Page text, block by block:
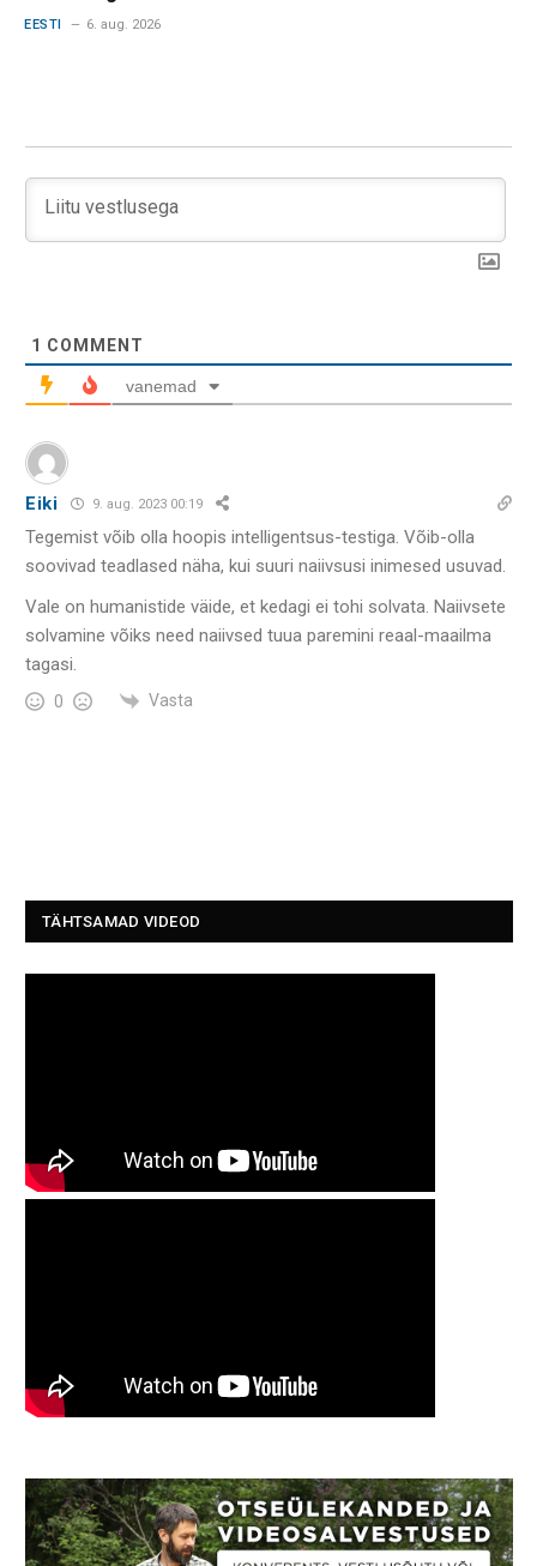
EESTI 6. aug. 2026
1 COMMENT
vanemad
Eiki 9. aug. 2023 00:19
Tegemist võib olla hoopis intelligentsus-testiga. Võib-olla
soovivad teadlased näha, kui suuri naiivsusi inimesed usuvad.
Vale on humanistide väide, et kedagi ei tohi solvata. Naiivsete
solvamine võiks need naiivsed tuua paremini reaal-maailma
tagasi.
0 Vasta
TÄHTSAMAD VIDEOD